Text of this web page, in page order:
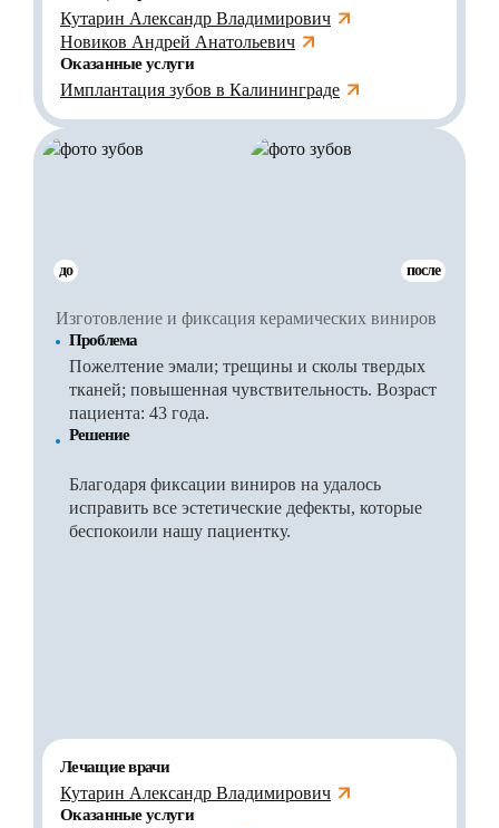
Кутарин Александр Владимирович
Новиков Андрей Анатольевич
Оказанные услуги
Имплантация зубов в Калининграде
до после
Изготовление и фиксация керамических виниров
Проблема
Пожелтение эмали; трещины и сколы твердых
тканей; повышенная чувствительность. Возраст
пациента: 43 года.
Решение
Благодаря фиксации виниров на удалось
исправить все эстетические дефекты, которые
беспокоили нашу пациентку.
Лечащие врачи
Кутарин Александр Владимирович
Оказанные услуги